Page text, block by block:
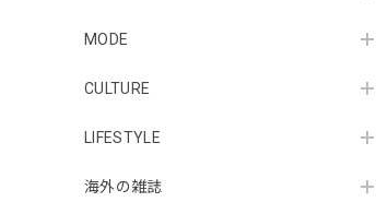
MODE
CULTURE
LIFESTYLE
海外の雑誌